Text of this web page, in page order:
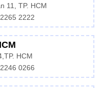
11, TP. HCM
2222
HCM
0266